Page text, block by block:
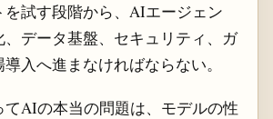
を試す段階から、AIエージェン
、データ基盤、セキュリティ、ガ
入へ進まなければならない。
てAIの本当の問題は、モデルの性